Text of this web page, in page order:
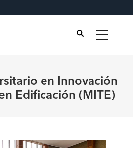
en Innovación
Edificación (MITE)